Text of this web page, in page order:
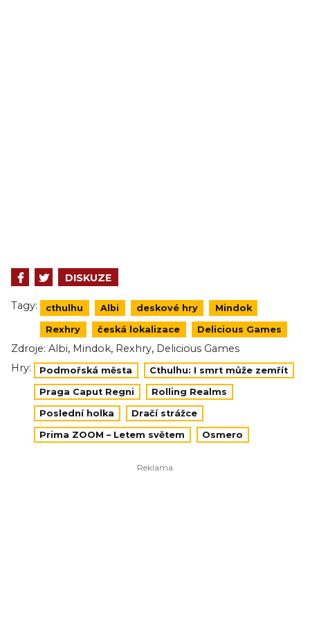
DISKUZE
Tagy: cthulhu Albi deskové hry Mindok
Rexhry česká lokalizace Delicious Games
Zdroje: Albi, Mindok, Rexhry, Delicious Games
Hry:
Podmořská města Cthulhu: I smrt může zemřít
Praga Caput Regni Rolling Realms
Poslední holka Dračí strážce
Prima ZOOM – Letem světem Osmero